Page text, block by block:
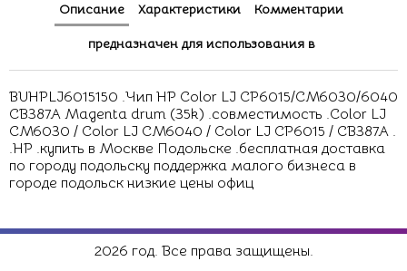
Описание Характеристики Комментарии
предназначен для использования в
BUHPLJ6015150 .Чип HP Color LJ CP6015/CM6030/6040
CB387A Magenta drum (35k) .совместимость .Color LJ
CM6030 / Color LJ CM6040 / Color LJ CP6015 / CB387A .
.HP .купить в Москве Подольске .бесплатная доставка
по городу подольску поддержка малого бизнеса в
городе подольск низкие цены офиц
2026 год. Все права защищены.